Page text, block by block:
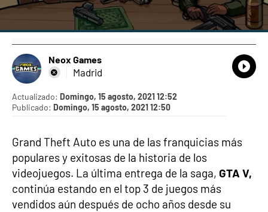
Neox Games
Madrid
Actualizado: Domingo, 15 agosto, 2021 12:52
Publicado: Domingo, 15 agosto, 2021 12:50
Grand Theft Auto es una de las franquicias más
populares y exitosas de la historia de los
videojuegos. La última entrega de la saga, GTA V,
continúa estando en el top 3 de juegos más
vendidos aún después de ocho años desde su